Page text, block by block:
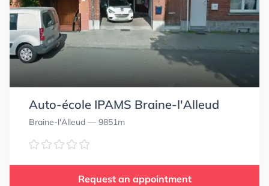
Auto-école IPAMS Braine-l'Alleud
Braine-l'Alleud — 9851m
Request an appointment